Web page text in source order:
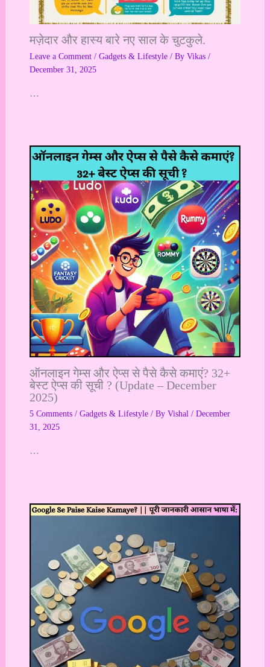
मज़ेदार और हास्य बारे नए साल के चुटकुले.
Leave a Comment / Gadgets & Lifestyle/ By Vikas /
December 31, 2025
…
ऑनलाइन गेम्स और ऐप्स से पैसे कैसे कमाएं? 32+
बेस्ट ऐप्स की सूची ? (Update – December
2025)
5 Comments / Gadgets & Lifestyle/ By Vishal / December
31, 2025
…